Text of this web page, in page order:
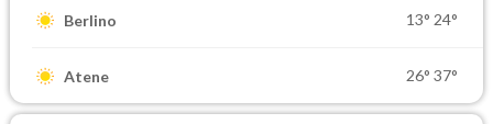
Berlino 13° 24°
Atene 26° 37°